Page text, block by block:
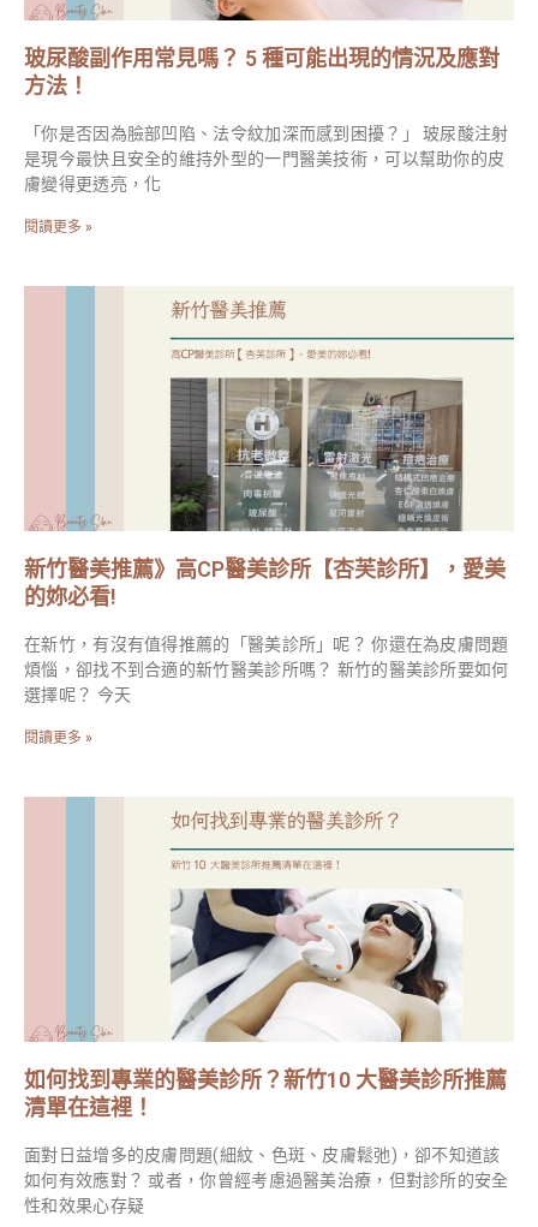
玻尿酸副作用常見嗎？ 5 種可能出現的情況及應對
方法！
「你是否因為臉部凹陷、法令紋加深而感到困擾？」 玻尿酸注射
是現今最快且安全的維持外型的一門醫美技術，可以幫助你的皮
膚變得更透亮，化
閱讀更多 »
新竹醫美推薦》高CP醫美診所【杏芙診所】，愛美
的妳必看!
在新竹，有沒有值得推薦的「醫美診所」呢？ 你還在為皮膚問題
煩惱，卻找不到合適的新竹醫美診所嗎？ 新竹的醫美診所要如何
選擇呢？ 今天
閱讀更多 »
如何找到專業的醫美診所？新竹10 大醫美診所推薦
清單在這裡！
面對日益增多的皮膚問題(細紋、色斑、皮膚鬆弛)，卻不知道該
如何有效應對？ 或者，你曾經考慮過醫美治療，但對診所的安全
性和效果心存疑